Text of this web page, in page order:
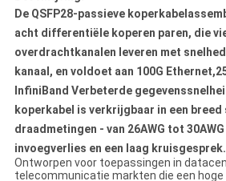
De QSFP28-passieve
acht differentiële koperen paren, die
overdrachtkanalen leveren met
kanaal, en voldoet aan 100G
InfiniBand Verbeterde
koperkabel is verkrijgbaar in een breed
draadmetingen - van 26AWG tot
invoegverlies en een laag kruisgesprek.
Ontworpen voor toepassingen in
telecommunicatie markten die een